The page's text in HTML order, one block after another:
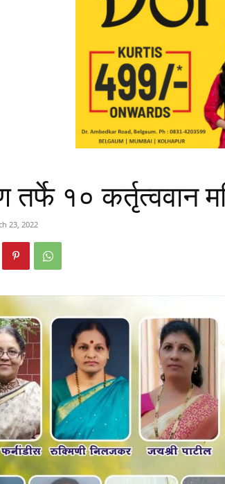
तर्फे १० कर्तृत्ववान
23, 2022